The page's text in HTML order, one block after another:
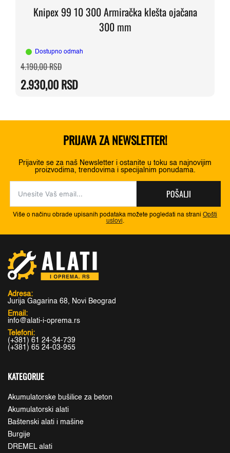
Knipex 99 10 300 Armiračka klešta ojačana
300 mm
Dostupno odmah
4.190,00RSDOriginalna
cena
bila:
4.190,00 RSD.
2.930,00RSD
Trenutna
cena
2.930,00 RSD.
PRIJAVA ZA NEWSLETTER!
Prijavite se za naš Newsletter i ostanite u toku sa najnovijim
proizvodima, trendovima i specijalnim ponudama.
POŠALJI
Više o načinu obrade upisanih podataka možete pogledati na strani Opšti
uslovi .
Adresa:
Jurija Gagarina 68, Novi Beograd
Email:
info@alati-i-oprema.rs
Telefoni:
(+381) 61 24-34-739
(+381) 65 24-03-955
KATEGORIJE
Akumulatorske bušilice za beton
Akumulatorski alati
Baštenski alati i mašine
Burgije
DREMEL alati